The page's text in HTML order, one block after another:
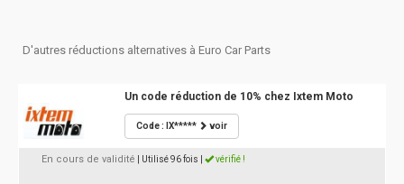
D'autres réductions alternatives à Euro Car Parts
Un code réduction de 10% chez Ixtem Moto
Code : IX***** voir
En cours de validité | Utilisé 96 fois vérifié !